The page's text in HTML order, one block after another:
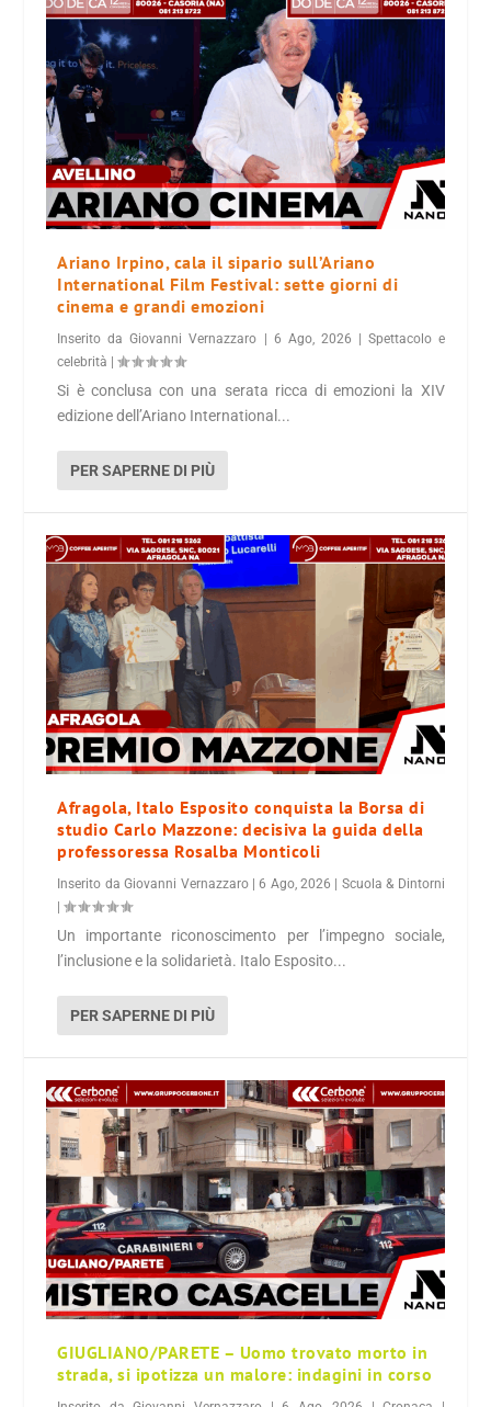
Ariano Irpino, cala il sipario sull’Ariano
International Film Festival: sette giorni di
cinema e grandi emozioni
Inserito daGiovanni Vernazzaro 6 Ago, 2026
Spettacolo e
celebrità
|
Si è conclusa con una serata ricca di emozioni la XIV
edizione dell’Ariano International...
PER SAPERNE DI PIÙ
Afragola, Italo Esposito conquista la Borsa di
studio Carlo Mazzone: decisiva la guida della
professoressa Rosalba Monticoli
Inserito daGiovanni Vernazzaro|6 Ago, 2026 | Scuola & Dintorni
|
Un importante riconoscimento per l’impegno sociale,
l’inclusione e la solidarietà. Italo Esposito...
PER SAPERNE DI PIÙ
GIUGLIANO/PARETE – Uomo trovato morto in
strada, si ipotizza un malore: indagini in corso